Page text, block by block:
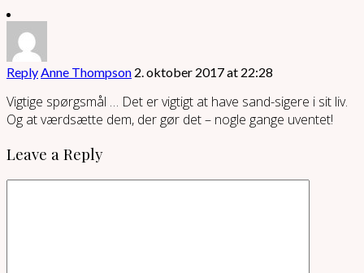
ReplyAnne Thompson 2. oktober 2017 at 22:28
Vigtige spørgsmål … Det er vigtigt at have sand-sigere i sit liv.
Og at værdsætte dem, der gør det – nogle gange uventet!
Leave a Reply